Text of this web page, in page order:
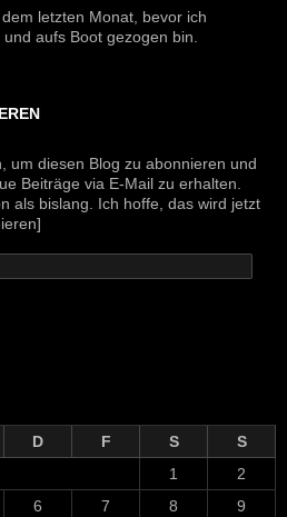
letzten Monat, bevor ich
aufs Boot gezogen bin.
um diesen Blog zu abonnieren und
Beiträge via E-Mail zu erhalten.
als bislang. Ich hoffe, das wird jetzt
D F S
S
1
2
6 7 8
9